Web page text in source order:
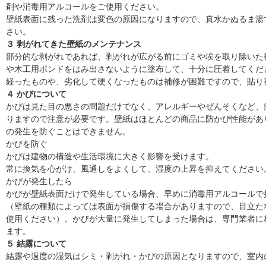
剤や消毒用アルコールをご使用ください。
壁紙表面に残った洗剤は変色の原因になりますので、真水かぬるま
さい。
３ 剥がれてきた壁紙のメンテナンス
部分的な剥がれであれば、剥がれが広がる前にゴミや埃を取り除い
や木工用ボンドをはみ出さないように塗布して、十分に圧着してく
経ったものや、劣化して硬くなったものは補修が困難ですので、貼
４ かびについて
かびは見た目の悪さの問題だけでなく、アレルギーやぜんそくなど
りますので注意が必要です。壁紙はほとんどの商品に防かび性能が
の発生を防ぐことはできません。
かびを防ぐ
かびは建物の構造や生活環境に大きく影響を受けます。
常に換気を心がけ、風通しをよくして、湿度の上昇を抑えてください
かびが発生したら
かびが壁紙表面だけで発生している場合、早めに消毒用アルコール
（壁紙の種類によっては表面が損傷する場合がありますので、目立
使用ください）。かびが大量に発生してしまった場合は、専門業者
ます。
５ 結露について
結露や過度の湿気はシミ・剥がれ・かびの原因となりますので、室